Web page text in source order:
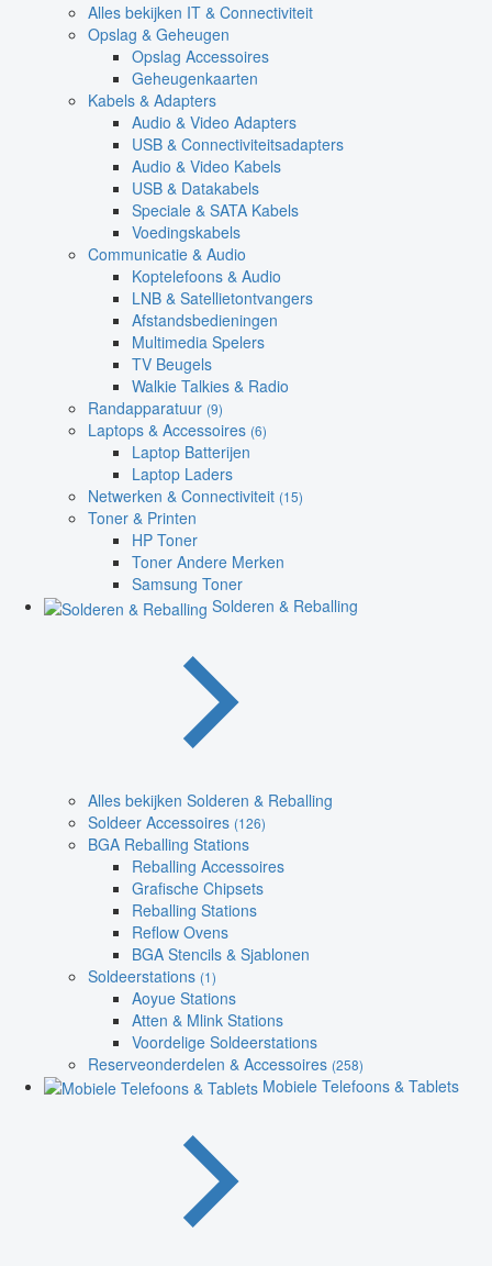
Alles bekijken IT & Connectiviteit
Opslag & Geheugen
Opslag Accessoires
Geheugenkaarten
Kabels & Adapters
Audio & Video Adapters
USB & Connectiviteitsadapters
Audio & Video Kabels
USB & Datakabels
Speciale & SATA Kabels
Voedingskabels
Communicatie & Audio
Koptelefoons & Audio
LNB & Satellietontvangers
Afstandsbedieningen
Multimedia Spelers
TV Beugels
Walkie Talkies & Radio
Randapparatuur (9)
Laptops & Accessoires (6)
Laptop Batterijen
Laptop Laders
Netwerken & Connectiviteit (15)
Toner & Printen
HP Toner
Toner Andere Merken
Samsung Toner
Solderen & Reballing
Alles bekijken Solderen & Reballing
Soldeer Accessoires (126)
BGA Reballing Stations
Reballing Accessoires
Grafische Chipsets
Reballing Stations
Reflow Ovens
BGA Stencils & Sjablonen
Soldeerstations (1)
Aoyue Stations
Atten & Mlink Stations
Voordelige Soldeerstations
Reserveonderdelen & Accessoires (258)
Mobiele Telefoons & Tablets